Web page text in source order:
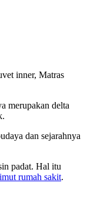
inner, Matras
merupakan delta
dan sejarahnya
padat. Hal itu
rumah sakit.